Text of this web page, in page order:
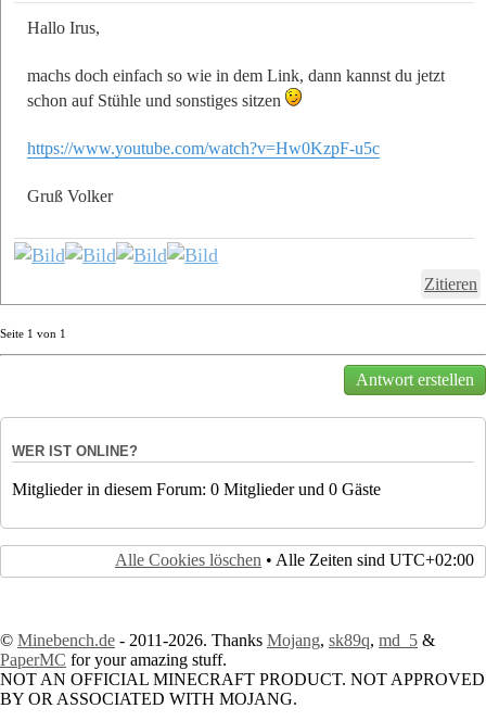
Hallo Irus,
machs doch einfach so wie in dem Link, dann kannst du jetzt
schon auf Stühle und sonstiges sitzen
https://www.youtube.com/watch?v=Hw0KzpF-u5c
Gruß Volker
Zitieren
Seite 1 von 1
Antwort erstellen
WER IST ONLINE?
Mitglieder in diesem Forum: 0 Mitglieder und 0 Gäste
Alle Cookies löschen • Alle Zeiten sind UTC+02:00
© Minebench.de - 2011-2026. Thanks Mojang, sk89q, md_5 &
PaperMC for your amazing stuff.
NOT AN OFFICIAL MINECRAFT PRODUCT. NOT APPROVED
BY OR ASSOCIATED WITH MOJANG.